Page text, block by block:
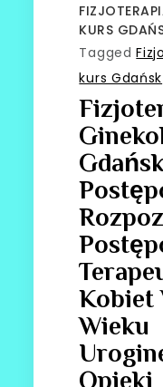
KURS
Tagged
kurs Gdańsk
Kobiet
Wieku
Opieki